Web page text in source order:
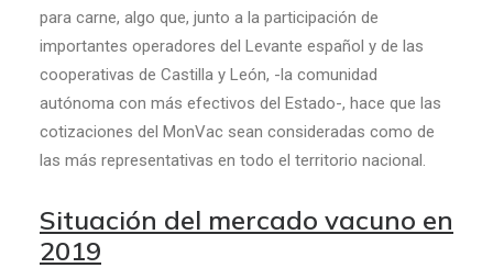
para carne, algo que, junto a la participación de
importantes operadores del Levante español y de las
cooperativas de Castilla y León, -la comunidad
autónoma con más efectivos del Estado-, hace que las
cotizaciones del MonVac sean consideradas como de
las más representativas en todo el territorio nacional.
Situación del mercado vacuno en
2019